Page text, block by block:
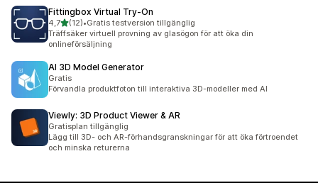
Fittingbox Virtual Try‑On
4,7av 5 stjärnor
(12)
12 recensioner totalt
•Gratis testversion tillgänglig
Träffsäker virtuell provning av glasögon för att öka din
onlineförsäljning
AI 3D Model Generator
Gratis
Förvandla produktfoton till interaktiva 3D-modeller med AI
Viewly: 3D Product Viewer & AR
Gratisplan tillgänglig
Lägg till 3D- och AR-förhandsgranskningar för att öka förtroendet
och minska returerna